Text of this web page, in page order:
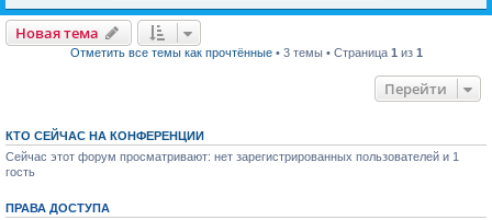
Новая тема
Отметить все темы как прочтённые• 3 темы • Страница 1 из 1
Перейти
КТО СЕЙЧАС НА КОНФЕРЕНЦИИ
Сейчас этот форум просматривают: нет зарегистрированных пользователей и 1
гость
ПРАВА ДОСТУПА